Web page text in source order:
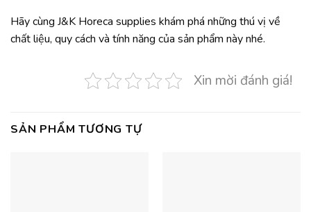
Hãy cùng J&K Horeca supplies khám phá những thú vị về
chất liệu, quy cách và tính năng của sản phẩm này nhé.
Xin mời đánh giá!
SẢN PHẨM TƯƠNG TỰ